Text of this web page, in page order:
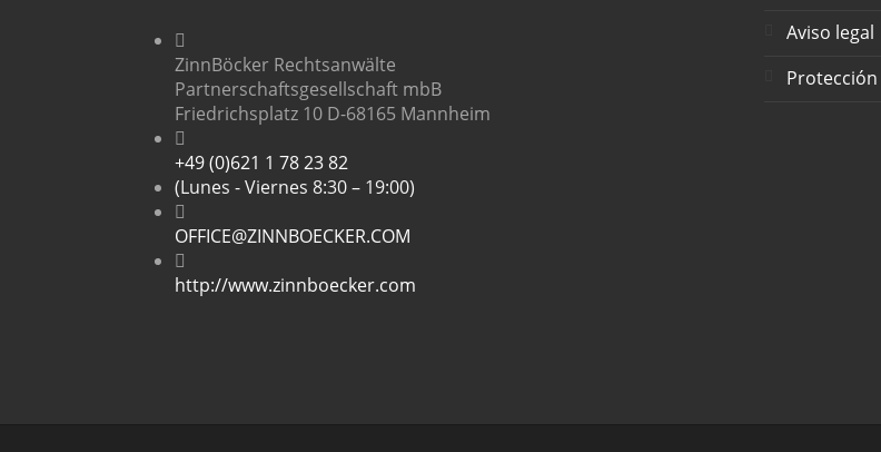
ZinnBöcker Rechtsanwälte
Partnerschaftsgesellschaft mbB
Friedrichsplatz 10 D-68165 Mannheim
+49 (0)621 1 78 23 82
(Lunes - Viernes 8:30 – 19:00)
OFFICE@ZINNBOECKER.COM
http://www.zinnboecker.com
Aviso legal